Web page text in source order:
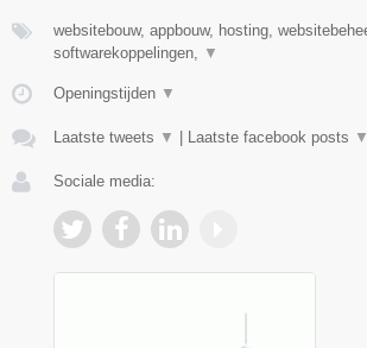
websitebouw, appbouw, hosting,
softwarekoppelingen,
▼
Openingstijden ▼
Laatste tweets ▼ | Laatste facebook posts ▼
Sociale media: